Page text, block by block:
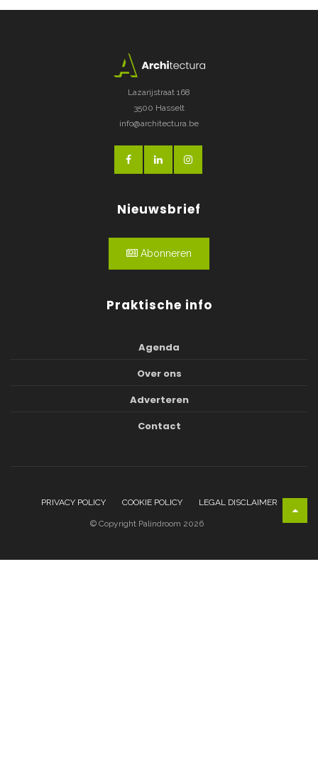
Lazarijstraat 168
3500 Hasselt
info@architectura.be
Nieuwsbrief
Abonneren
Praktische info
Agenda
Over ons
Adverteren
Contact
PRIVACY POLICY COOKIE POLICY LEGAL DISCLAIMER
© Copyright Palindroom 2026